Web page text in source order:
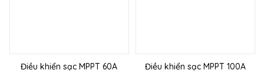
Điều khiển sạc MPPT 60A
Điều khiển sạc MPPT 100A